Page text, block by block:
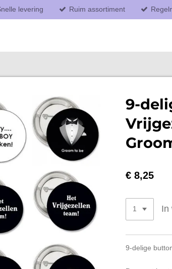
levering Ruim assortiment
9-
€ 8,25
In
9-delige